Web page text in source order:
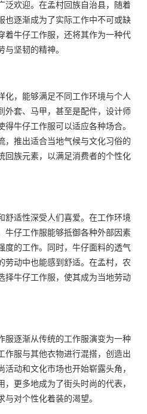
泛欢迎。在孟村回族自治县，随着
也逐渐成为了实际工作中不可或缺
着牛仔工作服，还将其作为一种代
坚韧的精神。
化，能够满足不同工作环境与个人
套、 马甲，甚至是配件，设计师
牛仔工作服可以适应各种场合。
，推出适合当地气候与文化习俗的
回族元素，以满足消费者的个性化
舒适性深受人们喜爱。在工作环境
牛仔工作服能够抵御各种外部因素
度的工作。同时，牛仔面料的透气
劳动中也能感到舒适。在孟村，农
择牛仔工作服，使其成为当地劳动
服逐渐从传统的工作服演变为一种
作服与其他衣物进行混搭，创造出
动和文化市场也开始崭露头角，
更多地成为了街头时尚的代表，
对个性化着装的渴望。